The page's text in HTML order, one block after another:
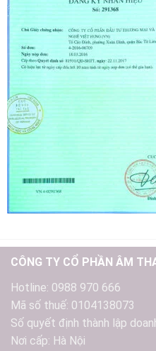
CÔNG TY CỔ PHẦN ÂM
Hotline: 0988 970 666
Mã số thuế: 0104138073
Số quyết định thành lập
Nơi cấp: Hà Nội